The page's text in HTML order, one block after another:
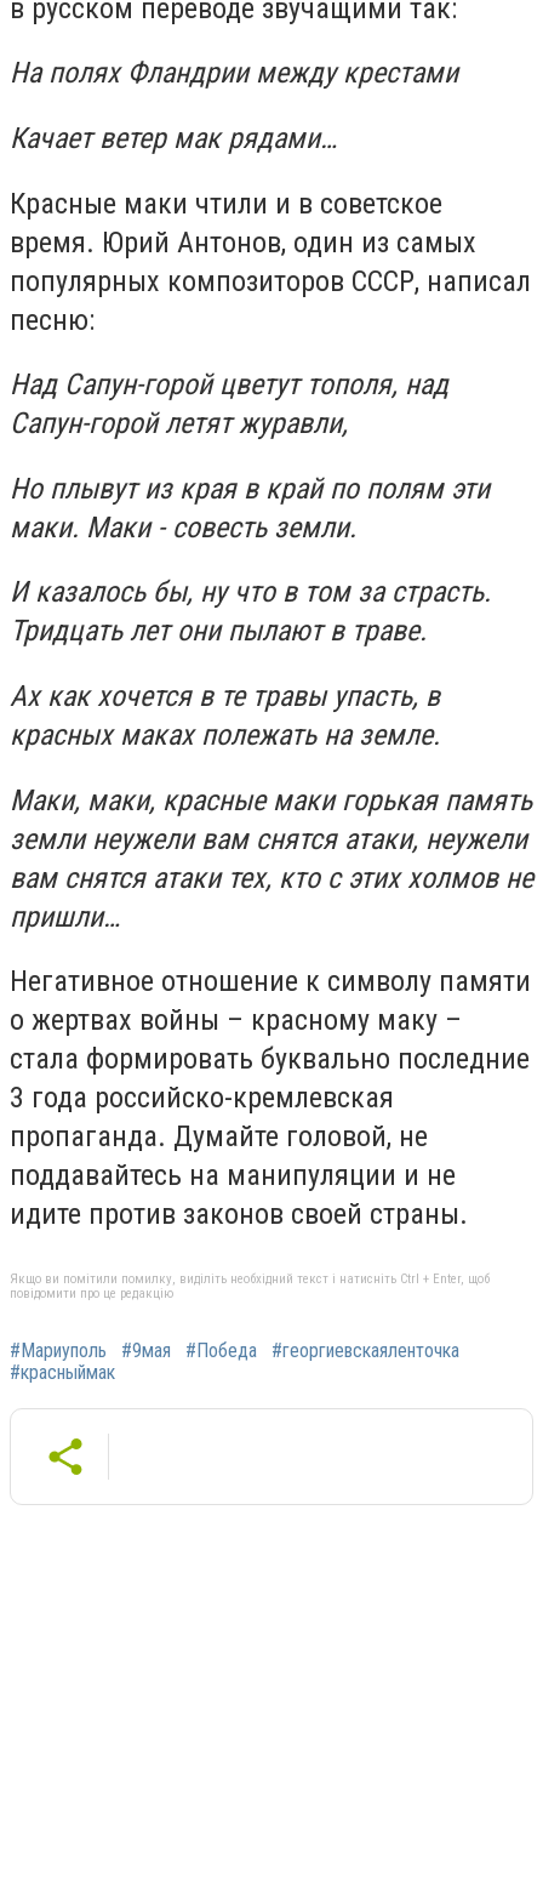
в русском переводе звучащими так:
На полях Фландрии между крестами
Качает ветер мак рядами…
Красные маки чтили и в советское
время. Юрий Антонов, один из самых
популярных композиторов СССР, написал
песню:
Над Сапун-горой цветут тополя, над
Сапун-горой летят журавли,
Но плывут из края в край по полям эти
маки. Маки - совесть земли.
И казалось бы, ну что в том за страсть.
Тридцать лет они пылают в траве.
Ах как хочется в те травы упасть, в
красных маках полежать на земле.
Маки, маки, красные маки горькая память
земли неужели вам снятся атаки, неужели
вам снятся атаки тех, кто с этих холмов не
пришли…
Негативное отношение к символу памяти
о жертвах войны – красному маку –
стала формировать буквально последние
3 года российско-кремлевская
пропаганда. Думайте головой, не
поддавайтесь на манипуляции и не
идите против законов своей страны.
Якщо ви помітили помилку, виділіть необхідний текст і натисніть Ctrl + Enter, щоб
повідомити про це редакцію
#Мариуполь #9мая #Победа
#георгиевскаяленточка
#красныймак